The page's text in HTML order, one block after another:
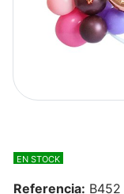
EN STOCK
Referencia: B452